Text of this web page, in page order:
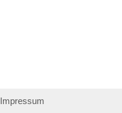
Impressum